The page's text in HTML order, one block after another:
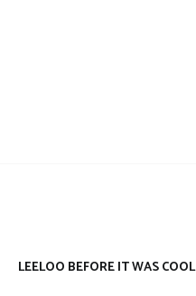
LEELOO BEFORE IT WAS COOL